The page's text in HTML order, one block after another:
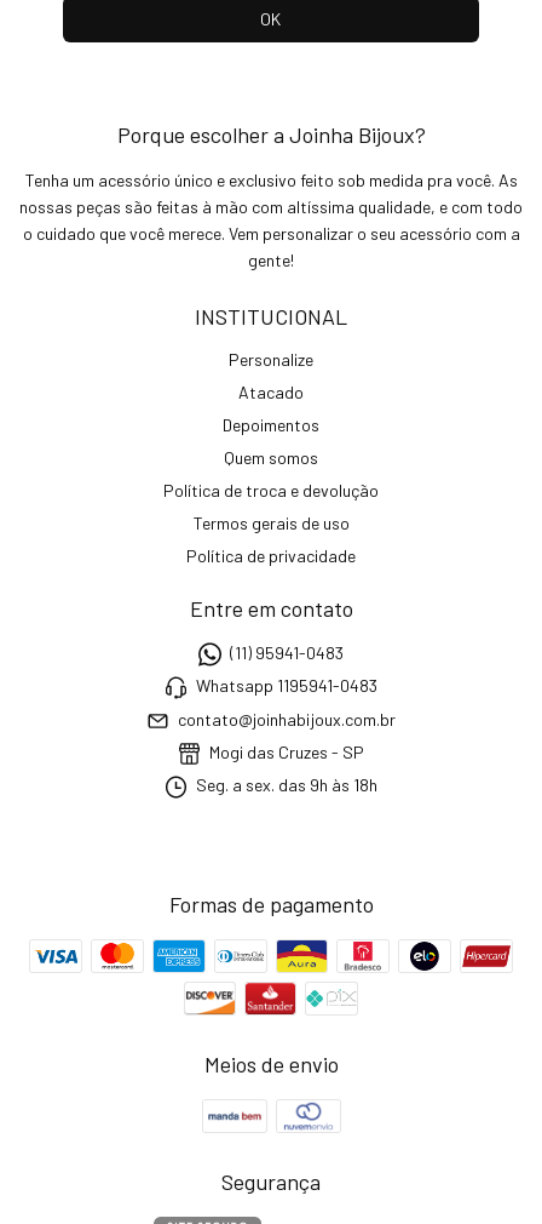
Porque escolher a Joinha Bijoux?
Tenha um acessório único e exclusivo feito sob medida pra você. As
nossas peças são feitas à mão com altíssima qualidade, e com todo
o cuidado que você merece. Vem personalizar o seu acessório com a
gente!
INSTITUCIONAL
Personalize
Atacado
Depoimentos
Quem somos
Política de troca e devolução
Termos gerais de uso
Política de privacidade
Entre em contato
(11) 95941-0483
Whatsapp 1195941-0483
contato@joinhabijoux.com.br
Mogi das Cruzes - SP
Seg. a sex. das 9h às 18h
Formas de pagamento
Meios de envio
Segurança